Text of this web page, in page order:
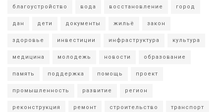
благоустройство вода восстановление город
дан дети документы жильё закон
здоровье инвестиции инфраструктура культура
медицина молодежь новости образование
память поддержка помощь проект
промышленность развитие регион
реконструкция ремонт строительство транспорт